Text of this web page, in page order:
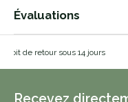
Évaluations
de retour sous 14 jours